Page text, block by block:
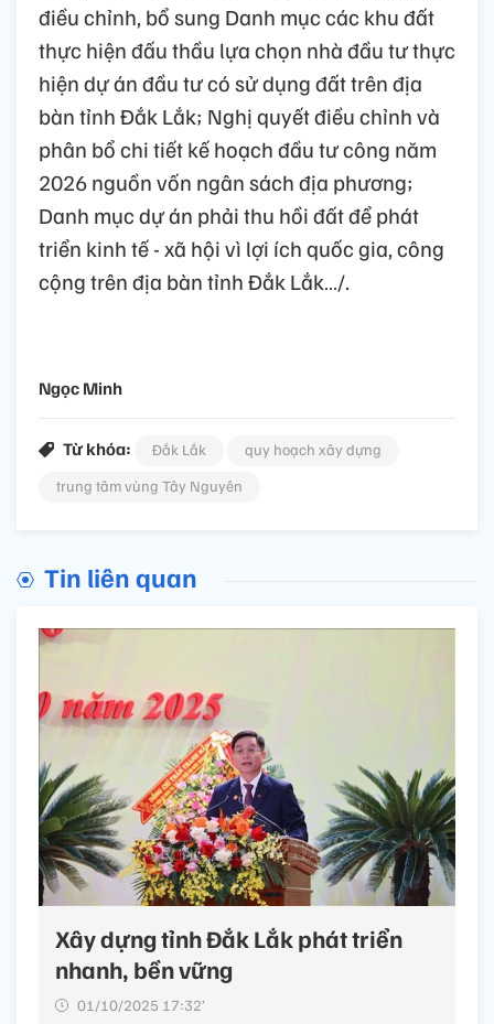
điều chỉnh, bổ sung Danh mục các khu đất
thực hiện đấu thầu lựa chọn nhà đầu tư thực
hiện dự án đầu tư có sử dụng đất trên địa
bàn tỉnh Đắk Lắk; Nghị quyết điều chỉnh và
phân bổ chi tiết kế hoạch đầu tư công năm
2026 nguồn vốn ngân sách địa phương;
Danh mục dự án phải thu hồi đất để phát
triển kinh tế - xã hội vì lợi ích quốc gia, công
cộng trên địa bàn tỉnh Đắk Lắk…/.
Ngọc Minh
Từ khóa: Đắk Lắk
quy hoạch xây dựng
trung tâm vùng Tây Nguyên
Tin liên quan
Xây dựng tỉnh Đắk Lắk phát triển
nhanh, bền vững
01/10/2025 17:32’